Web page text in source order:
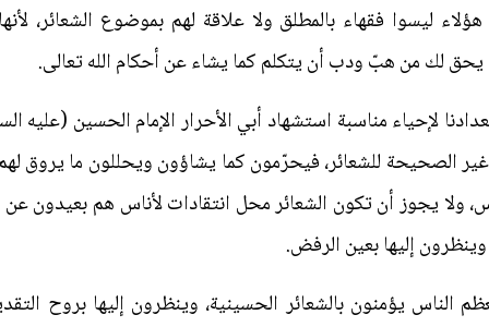
ليسوا فقهاء بالمطلق ولا علاقة لهم بموضوع
يحق لك من هبّ ودب أن يتكلم كما يشاء عن أحكام الله تعالى.
لإحياء مناسبة استشهاد أبي الأحرار الإمام الحسين (عليه
غير الصحيحة للشعائر، فيحرّمون كما يشاؤون ويحللون ما يروق
ولا يجوز أن تكون الشعائر محل انتقادات لأناس هم بعيدون عن
إليها بعين الرفض.
يؤمنون بالشعائر الحسينية، وينظرون إليها بروح